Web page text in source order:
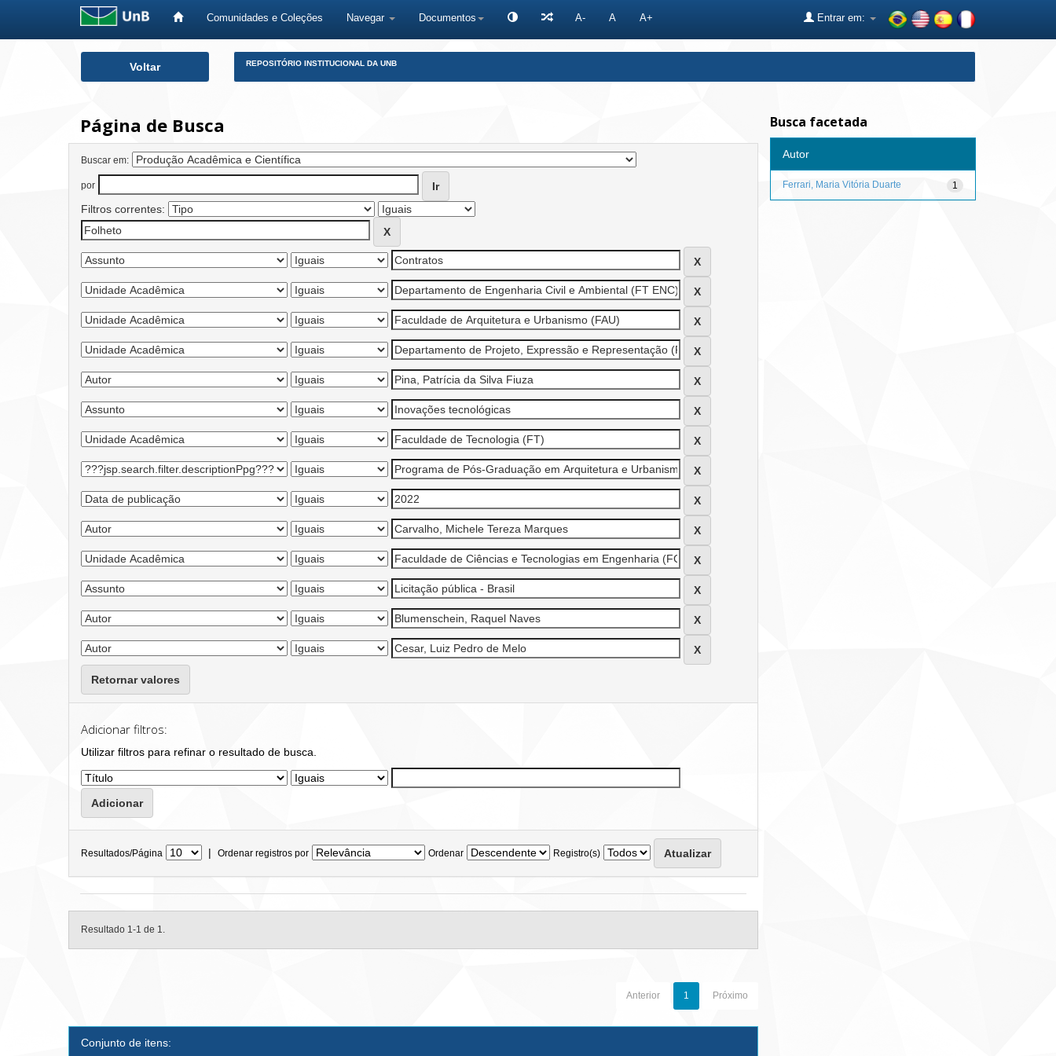
Comunidades e Coleções Navegar Documentos A- A A+ Entrar em:
Voltar REPOSITÓRIO INSTITUCIONAL DA UNB
Página de Busca
Buscar em:
por
Filtros correntes:
Retornar valores
Adicionar filtros:
Utilizar filtros para refinar o resultado de busca.
Resultados/Página | Ordenar registros por Ordenar Registro(s)
Resultado 1-1 de 1.
Anterior 1 Próximo
Conjunto de itens:
Busca facetada
Autor
1
Ferrari, Maria Vitória Duarte